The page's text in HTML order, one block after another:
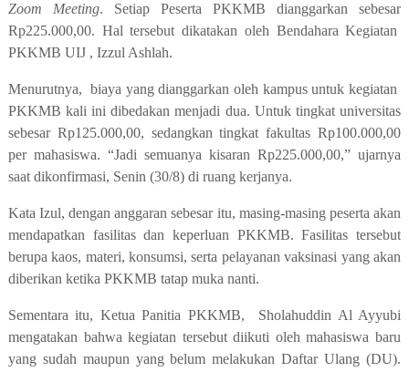
Zoom Meeting. Setiap Peserta PKKMBdianggarkan sebesar
Rp225.000,00. Hal tersebut dikatakan oleh Bendahara Kegiatan
PKKMB UIJ , Izzul Ashlah.
Menurutnya, biaya yang dianggarkan oleh kampus untuk kegiatan
PKKMB kali ini dibedakan menjadi dua. Untuk tingkat universitas
sebesar Rp125.000,00, sedangkan tingkat fakultas Rp100.000,00
per mahasiswa. “Jadi semuanya kisaran Rp225.000,00,” ujarnya
saat dikonfirmasi, Senin (30/8) di ruang kerjanya.
Kata Izul, dengan anggaran sebesar itu, masing-masing peserta akan
mendapatkan fasilitas dan keperluan PKKMB. Fasilitas tersebut
berupa kaos, materi, konsumsi, serta pelayanan vaksinasi yang akan
diberikan ketika PKKMB tatap muka nanti.
Sementara itu, Ketua Panitia PKKMB, Sholahuddin Al Ayyubi
mengatakan bahwa kegiatan tersebut diikuti oleh mahasiswa baru
yang sudah maupun yang belum melakukan Daftar Ulang (DU).